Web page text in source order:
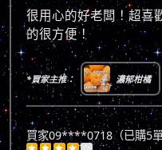
很用心的好老闆！超喜
的很方便！
*買家主推： 濃郁柑橘
買家09****0718（已購5
    